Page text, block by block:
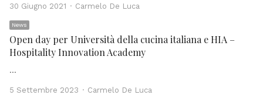
30 Giugno 2021 Author
Carmelo De Luca
News
Open day per Università della cucina italiana e HIA –
Hospitality Innovation Academy
…
5 Settembre 2023 Author
Carmelo De Luca